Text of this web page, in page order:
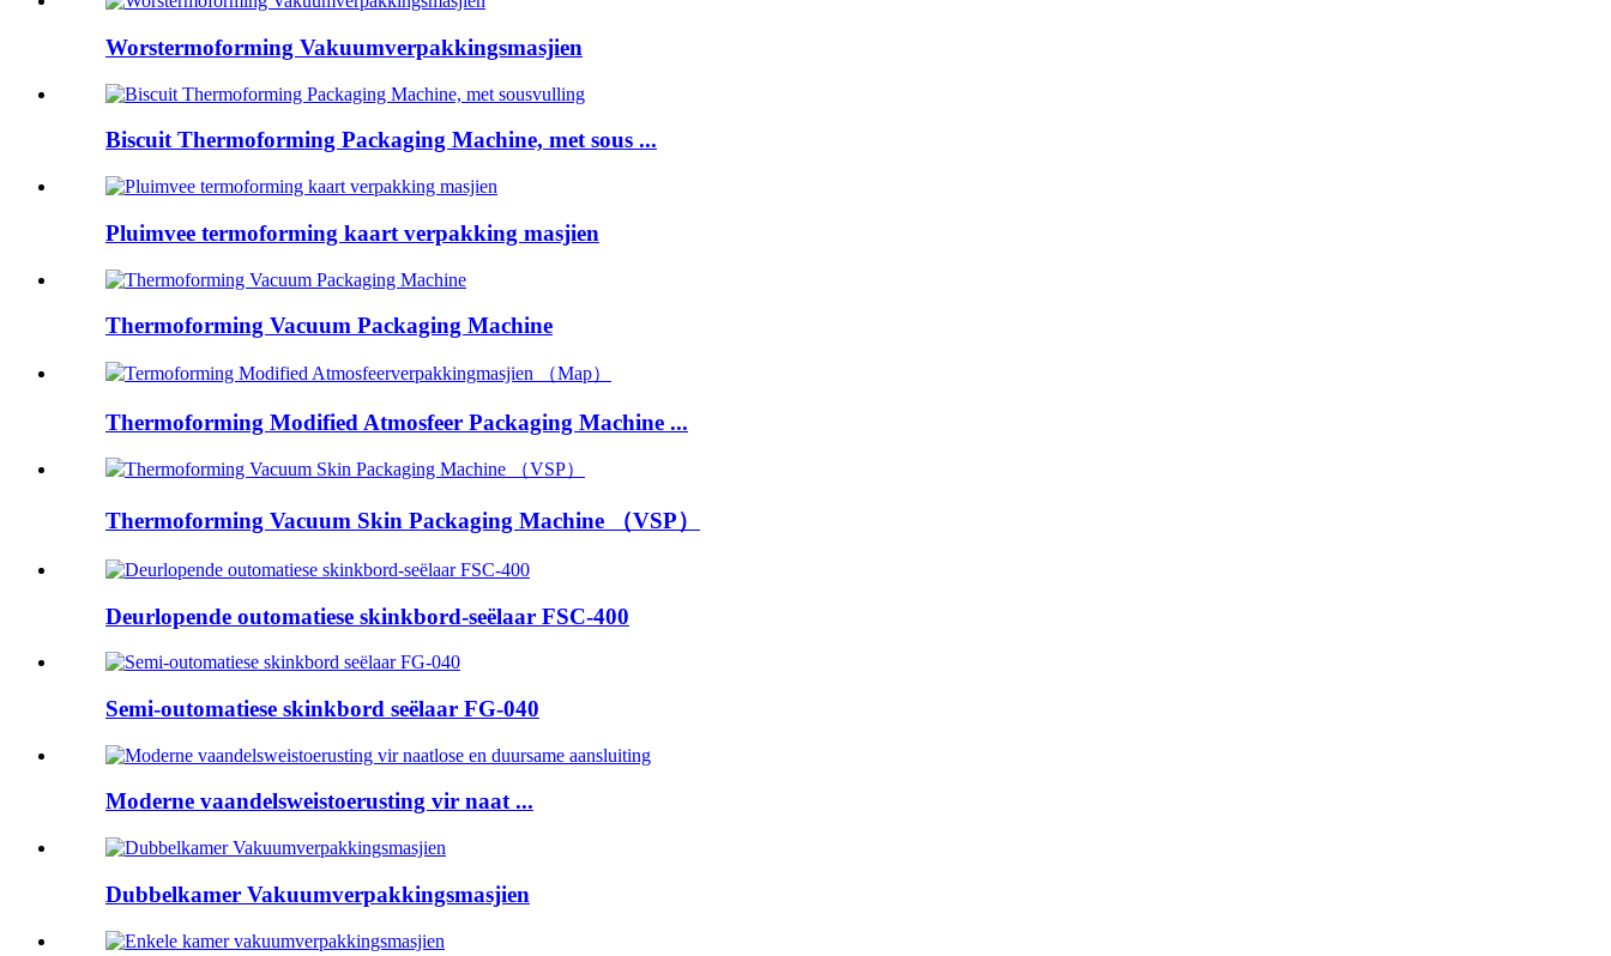
Worstermoforming Vakuumverpakkingsmasjien
Biscuit Thermoforming Packaging Machine, met sous ...
Pluimvee termoforming kaart verpakking masjien
Thermoforming Vacuum Packaging Machine
Thermoforming Modified Atmosfeer Packaging Machine ...
Thermoforming Vacuum Skin Packaging Machine （VSP）
Deurlopende outomatiese skinkbord-seëlaar FSC-400
Semi-outomatiese skinkbord seëlaar FG-040
Moderne vaandelsweistoerusting vir naat ...
Dubbelkamer Vakuumverpakkingsmasjien